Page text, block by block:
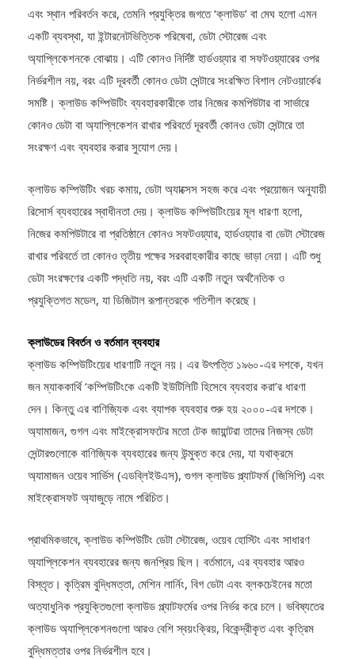
এবং স্থান পরিবর্তন করে, তেমনি প্রযুক্তির জগতে ‘ক্লাউড’ বা মেঘ হলো এমন
একটি ব্যবস্থা, যা ইন্টারনেটভিত্তিক পরিষেবা, ডেটা স্টোরেজ এবং
অ্যাপ্লিকেশনকে বোঝায়। এটি কোনও নির্দিষ্ট হার্ডওয়্যার বা সফটওয়্যারের ওপর
নির্ভরশীল নয়, বরং এটি দূরবর্তী কোনও ডেটা সেন্টারে সংরক্ষিত বিশাল নেটওয়ার্কের
সমষ্টি। ক্লাউড কম্পিউটিং ব্যবহারকারীকে তার নিজের কমপিউটার বা সার্ভারে
কোনও ডেটা বা অ্যাপ্লিকেশন রাখার পরিবর্তে দূরবর্তী কোনও ডেটা সেন্টারে তা
সংরক্ষণ এবং ব্যবহার করার সুযোগ দেয়।
ক্লাউড কম্পিউটিং খরচ কমায়, ডেটা অ্যাক্সেস সহজ করে এবং প্রয়োজন অনুযায়ী
রিসোর্স ব্যবহারের স্বাধীনতা দেয়। ক্লাউড কম্পিউটিংয়ের মূল ধারণা হলো,
নিজের কমপিউটারে বা প্রতিষ্ঠানে কোনও সফটওয়্যার, হার্ডওয়্যার বা ডেটা স্টোরেজ
রাখার পরিবর্তে তা কোনও তৃতীয় পক্ষের সরবরাহকারীর কাছে ভাড়া নেয়া। এটি শুধু
ডেটা সংরক্ষণের একটি পদ্ধতি নয়, বরং এটি একটি নতুন অর্থনৈতিক ও
প্রযুক্তিগত মডেল, যা ডিজিটাল রূপান্তরকে গতিশীল করেছে।
ক্লাউডের বিবর্তন ও বর্তমান ব্যবহার
ক্লাউড কম্পিউটিংয়ের ধারণাটি নতুন নয়। এর উৎপত্তি ১৯৬০-এর দশকে, যখন
জন ম্যাককার্থি ‘কম্পিউটিংকে একটি ইউটিলিটি হিসেবে ব্যবহার করা’র ধারণা
দেন। কিন্তু এর বাণিজ্যিক এবং ব্যাপক ব্যবহার শুরু হয় ২০০০-এর দশকে।
অ্যামাজন, গুগল এবং মাইক্রোসফটের মতো টেক জায়ান্টরা তাদের নিজস্ব ডেটা
সেন্টারগুলোকে বাণিজ্যিক ব্যবহারের জন্য উন্মুক্ত করে দেয়, যা যথাক্রমে
অ্যামাজন ওয়েব সার্ভিস (এডব্লিইউএস), গুগল ক্লাউড প্ল্যাটফর্ম (জিসিপি) এবং
মাইক্রোসফট অ্যাজুড়ে নামে পরিচিত।
প্রাথমিকভাবে, ক্লাউড কম্পিউটিং ডেটা স্টোরেজ, ওয়েব হোস্টিং এবং সাধারণ
অ্যাপ্লিকেশন ব্যবহারের জন্য জনপ্রিয় ছিল। বর্তমানে, এর ব্যবহার আরও
বিস্তৃত। কৃত্রিম বুদ্ধিমত্তা, মেশিন লার্নিং, বিগ ডেটা এবং ব্লকচেইনের মতো
অত্যাধুনিক প্রযুক্তিগুলো ক্লাউড প্ল্যাটফর্মের ওপর নির্ভর করে চলে। ভবিষ্যতের
ক্লাউড অ্যাপ্লিকেশনগুলো আরও বেশি স্বয়ংক্রিয়, বিকেন্দ্রীকৃত এবং কৃত্রিম
বুদ্ধিমত্তার ওপর নির্ভরশীল হবে।